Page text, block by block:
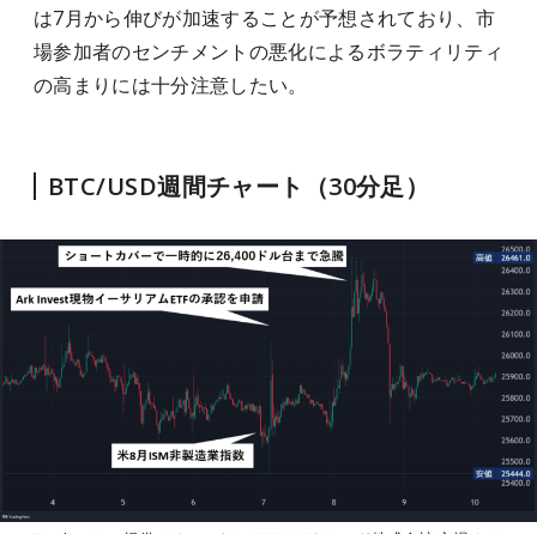
は7月から伸びが加速することが予想されており、市
場参加者のセンチメントの悪化によるボラティリティ
の高まりには十分注意したい。
BTC/USD週間チャート（30分足）